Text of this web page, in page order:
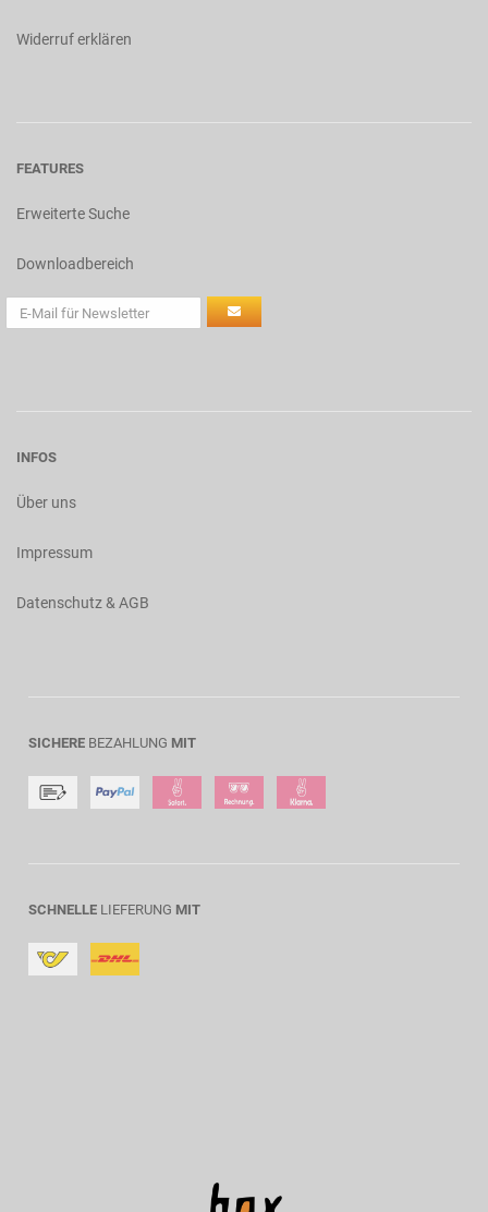
Widerruf erklären
FEATURES
Erweiterte Suche
Downloadbereich
INFOS
Über uns
Impressum
Datenschutz & AGB
SICHERE BEZAHLUNG MIT
SCHNELLE LIEFERUNG MIT